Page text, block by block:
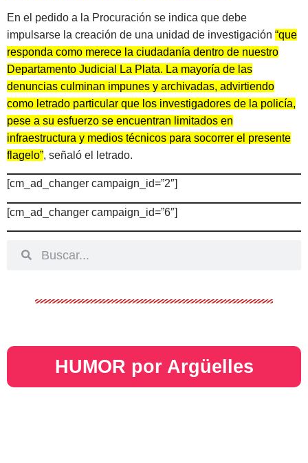
En el pedido a la Procuración se indica que debe
impulsarse la creación de una unidad de investigación “que
responda como merece la ciudadanía dentro de nuestro
Departamento Judicial La Plata. La mayoría de las
denuncias culminan impunes y archivadas, advirtiendo
como letrado particular que los investigadores de la policía,
pese a su esfuerzo se encuentran limitados en
infraestructura y medios técnicos para socorrer el presente
flagelo”, señaló el letrado.
[cm_ad_changer campaign_id=”2″]
[cm_ad_changer campaign_id=”6″]
HUMOR por Argüelles​